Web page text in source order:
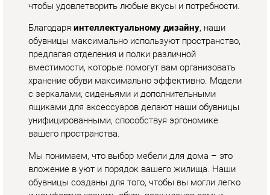
ящиками для аксессуаров делают наши обувницы
вашего пространства.
Мы понимаем, что выбор мебели для дома – это
вложение в уют и порядок вашего жилища. Наши
обувницы созданы для того, чтобы вы могли легко
и комфортно хранить обувь всех членов семьи,
обеспечивая лёгкий доступ и порядок в вашем
доме.
Каждый продукт проходит строгий контроль
качества, чтобы гарантировать, что вы получаете
не только красивую, но и практичную мебель.
Независимо от того, нужна ли вам обувница для
большой семьи или стильное решение для